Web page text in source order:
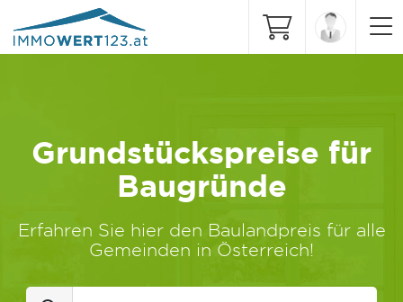
Grundstückspreise für
Baugründe
Erfahren Sie hier den Baulandpreis für alle
Gemeinden in Österreich!